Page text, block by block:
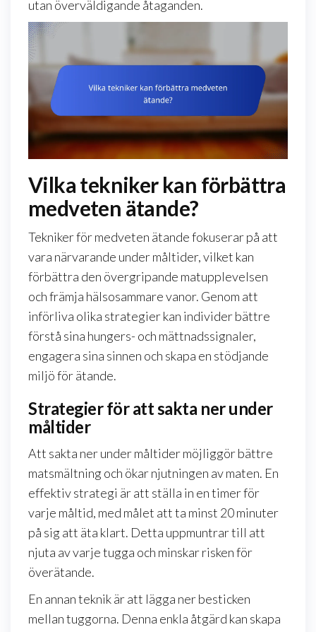
utan överväldigande åtaganden.
Vilka tekniker kan förbättra
medveten ätande?
Tekniker för medveten ätande fokuserar på att
vara närvarande under måltider, vilket kan
förbättra den övergripande matupplevelsen
och främja hälsosammare vanor. Genom att
införliva olika strategier kan individer bättre
förstå sina hungers- och mättnadssignaler,
engagera sina sinnen och skapa en stödjande
miljö för ätande.
Strategier för att sakta ner under
måltider
Att sakta ner under måltider möjliggör bättre
matsmältning och ökar njutningen av maten. En
effektiv strategi är att ställa in en timer för
varje måltid, med målet att ta minst 20 minuter
på sig att äta klart. Detta uppmuntrar till att
njuta av varje tugga och minskar risken för
överätande.
En annan teknik är att lägga ner besticken
mellan tuggorna. Denna enkla åtgärd kan skapa